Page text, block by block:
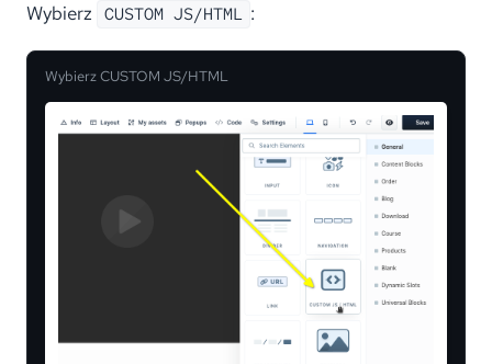
Wybierz CUSTOM JS/HTML :
Wybierz CUSTOM JS/HTML